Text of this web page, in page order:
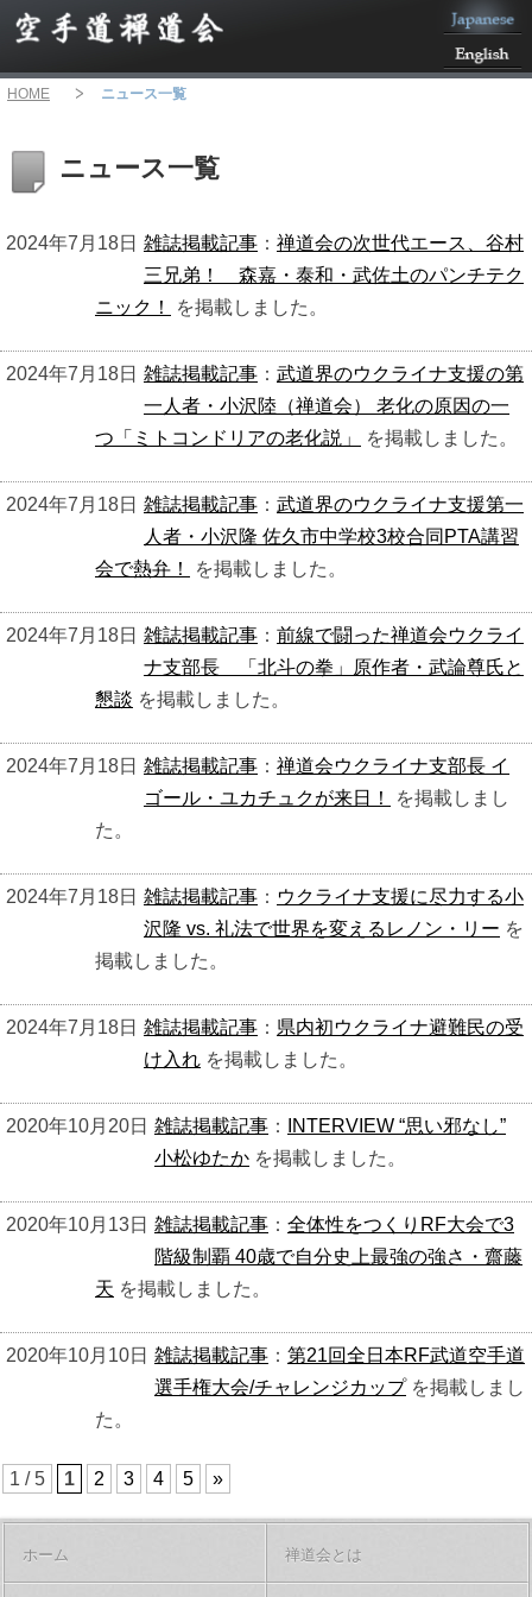
HOME ニュース一覧
ニュース一覧
2024年7月18日 雑誌掲載記事 ： 禅道会の次世代エース、谷村
三兄弟！ 森嘉・泰和・武佐土のパンチテク
ニック！
を掲載しました。
2024年7月18日 雑誌掲載記事 ： 武道界のウクライナ支援の第
一人者・小沢陸（禅道会） 老化の原因の一
つ「ミトコンドリアの老化説」
を掲載しました。
2024年7月18日 雑誌掲載記事 ： 武道界のウクライナ支援第一
人者・小沢隆 佐久市中学校3校合同PTA講習
会で熱弁！
を掲載しました。
2024年7月18日 雑誌掲載記事 ： 前線で闘った禅道会ウクライ
ナ支部長 「北斗の拳」原作者・武論尊氏と
懇談 を掲載しました。
2024年7月18日 雑誌掲載記事 ： 禅道会ウクライナ支部長 イ
ゴール・ユカチュクが来日！
を掲載しまし
た。
2024年7月18日 雑誌掲載記事 ： ウクライナ支援に尽力する小
沢隆 vs. 礼法で世界を変えるレノン・リー を
掲載しました。
2024年7月18日 雑誌掲載記事 ： 県内初ウクライナ避難民の受
け入れ を掲載しました。
2020年10月20日 雑誌掲載記事 ：
INTERVIEW “思い邪なし”
小松ゆたか を掲載しました。
2020年10月13日 雑誌掲載記事 ： 全体性をつくりRF大会で3
階級制覇 40歳で自分史上最強の強さ・齋藤
天 を掲載しました。
2020年10月10日 雑誌掲載記事 ： 第21回全日本RF武道空手道
選手権大会/チャレンジカップを掲載しまし
た。
1 / 5 1 2 3 4 5 »
ホーム 禅道会とは